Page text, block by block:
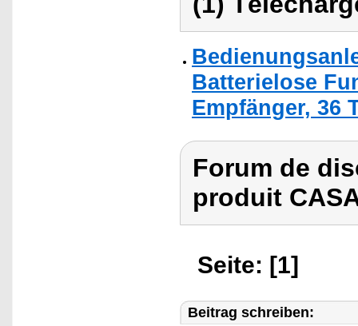
Batterielose
Empfänger, 36
Forum de
produit
Seite: [1]
Beitrag schreiben: